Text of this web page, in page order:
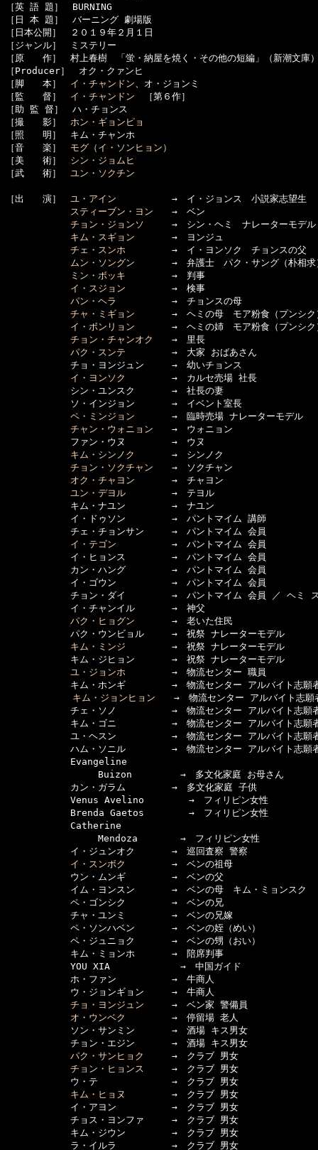
［英 語 題］　BURNING
［日 本 題］　バーニング 劇場版
［日本公開］　２０１９年２月１日
［ジャンル］　ミステリー
［原　　作］　村上春樹　「蛍・納屋を焼く・その他の短編」（新潮文庫
［Producer］　オク・クァンヒ
［脚　　本］ イ・チャンドン、オ・ジョンミ
［監　　督］ イ・チャンドン ［第６作］
［助 監 督］　ハ・チョンス
［撮　　影］ ホン・ギョンピョ
［照　　明］　キム・チャンホ
［音　　楽］ モグ（イ・ソンヒョン）
［美　　術］ シン・ジョムヒ
［武　　術］ ユン・ソクチン
［出　　演］ ユ・アイン →　イ・ジョンス　小説家志望生
スティーブン・ヨン →　ベン
チョン・ジョンソ
→　シン・ヘミ　ナレーターモデル
キム・スギョン →　ヨンジュ
チェ・スンホ →　イ・ヨンソク　チョンスの父
ムン・ソングン →　弁護士　パク・サング（朴相求
ミン・ボッキ →　判事
イ・スジョン →　検事
パン・ヘラ
→　チョンスの母
チャ・ミギョン →　ヘミの母　モア粉食（プンシク
イ・ボンリョン →　ヘミの姉　モア粉食（プンシク
チョン・チャンオク
→　里長
パク・スンテ →　大家 おばあさん
チョ・ヨンジュン　　　→　幼いチョンス
イ・ヨンソク
→　カルセ売場 社長
シン・ユンスク　　　　→　社長の妻
ソ・インジョン　　　　→　イベント室長
ペ・ミンジョン →　臨時売場 ナレーターモデル
チャン・ウォニョン →　ウォニョン
ファン・ウヌ　　　　　→　ウヌ
キム・シンノク
→　シンノク
チョン・ソクチャン →　ソクチャン
オク・チャヨン →　チャヨン
ユン・デヨル →　テヨル
キム・ナユン　　　　　→　ナユン
イ・ドゥソン　　　　　→　パントマイム 講師
チェ・チョンサン　　　→　パントマイム 会員
イ・テゴン →　パントマイム 会員
イ・ヒョンス　　　　　→　パントマイム 会員
カン・ハング　　　　　→　パントマイム 会員
イ・ゴウン　　　　　　→　パントマイム 会員
チョン・ダイ　　　　　→　パントマイム 会員 ／ ヘミ ス
イ・チャンイル　　　　→　神父
パク・ヒョグン →　老いた住民
パク・ウンビョル　　　→　祝祭 ナレーターモデル
キム・ミンジ →　祝祭 ナレーターモデル
キム・ジヒョン　　　　→　祝祭 ナレーターモデル
ユ・ジョンホ →　物流センター 職員
キム・ホンギ　　　　　→　物流センター アルバイト志願
キム・ジョンヒョン →　物流センター アルバイト志願
チェ・ソノ　　　　　　→　物流センター アルバイト志願者
キム・ゴニ　　　　　　→　物流センター アルバイト志願
ユ・ヘスン　　　　　　→　物流センター アルバイト志願
ハム・ソニル　　　　　→　物流センター アルバイト志願
Evangeline
Buizon　　 　　 →　多文化家庭 お母さん
カン・ガラム　　　　　→　多文化家庭 子供
Venus Avelino 　 　　 →　フィリピン女性
Brenda Gaetos 　 　 　→　フィリピン女性
Catherine
Mendoza　　 　　→　フィリピン女性
イ・ジュンオク　　　　→　巡回査察 警察
イ・スンボク
→　ベンの祖母
ウン・ムンギ　　　　　→　ベンの父
イム・ヨンスン　　　　→　ベンの母　キム・ミョンスク
ペ・ゴンシク　　　　　→　ベンの兄
チャ・ユンミ　　　　　→　ベンの兄嫁
ペ・ソンハベン　　　　→　ベンの姪（めい）
ペ・ジュニョク　　　　→　ベンの甥（おい）
キム・ミョンホ　　　　→　陪席判事
YOU XIA　　　　　　　 →　中国ガイド
ホ・ファン　　　　　　→　牛商人
ウ・ジョンギョン　　　→　牛商人
チョ・ヨンジュン →　ベン家 警備員
オ・ウンベク
→　停留場 老人
ソン・サンミン　　　　→　酒場 キス男女
チョン・エジン　　　　→　酒場 キス男女
パク・サンヒョク
→　クラブ 男女
チョン・ヒョンス →　クラブ 男女
ウ・テ　　　　　　　　→　クラブ 男女
キム・ヒョヌ
→　クラブ 男女
イ・アヨン　　　　　　→　クラブ 男女
チョス・ヨンファ　　　→　クラブ 男女
キム・ジウン　　　　　→　クラブ 男女
ラ・イルラ　　　　　　→　クラブ 男女